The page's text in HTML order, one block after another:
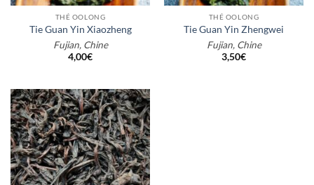
THÉ OOLONG
Tie Guan Yin Xiaozheng
Fujian, Chine
4,00€
THÉ OOLONG
Tie Guan Yin Zhengwei
Fujian, Chine
3,50€